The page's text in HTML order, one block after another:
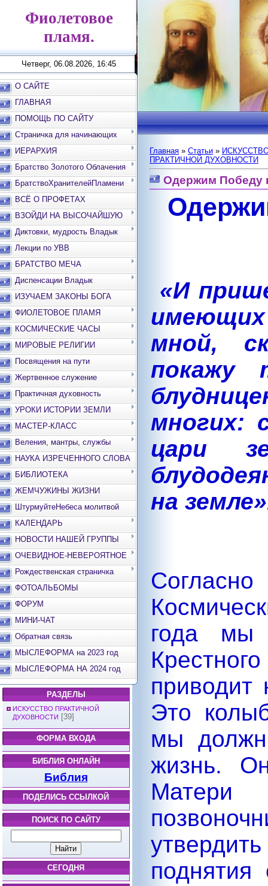
Фиолетовое
пламя.
Четверг, 06.08.2026, 16:45
О САЙТЕ
ГЛАВНАЯ
ПОМОЩЬ ПО САЙТУ
Страничка для начинающих
ИЕРАРХИЯ
Братство Золотого Облачения
БратствоХранителейПламени
ВСЁ О ПРОФЕТАХ
ВЗОЙДИ НА ВЫСОЧАЙШУЮ
ВЕРШИНУ
Диктовки, мудрость Владык
Лекции по УВВ
БРАТСТВО МЕЧА
Диспенсации Владык
ИЗУЧАЕМ ЗАКОНЫ БОГА
ФИОЛЕТОВОЕ ПЛАМЯ
КОСМИЧЕСКИЕ ЧАСЫ
МИРОВЫЕ РЕЛИГИИ
Посвящения на пути
Жертвенное служение
Практичная духовность
УРОКИ ИСТОРИИ ЗЕМЛИ
МАСТЕР-КЛАСС
Веления, мантры, службы
НАУКА ИЗРЕЧЕННОГО СЛОВА
БИБЛИОТЕКА
ЖЕМЧУЖИНЫ ЖИЗНИ
ШтурмуйтеНебеса молитвой
КАЛЕНДАРЬ
НОВОСТИ НАШЕЙ ГРУППЫ
ОЧЕВИДНОЕ-НЕВЕРОЯТНОЕ
Рождественская страничка
ФОТОАЛЬБОМЫ
ФОРУМ
МИНИ-ЧАТ
Обратная связь
МЫСЛЕФОРМА на 2023 год
МЫСЛЕФОРМА НА 2024 год
РАЗДЕЛЫ
ИСКУССТВО ПРАКТИЧНОЙ
ДУХОВНОСТИ [39]
ФОРМА ВХОДА
БИБЛИЯ ОНЛАЙН
Библия
ПОДЕЛИСЬ ССЫЛКОЙ
ПОИСК ПО САЙТУ
СЕГОДНЯ
Главная » Статьи »
ПРАКТИЧНОЙ ДУХОВНОСТИ
Одержим Победу
«И
мной,
покажу
многих:
цари
на
года мы
приводит
Это
мы
жизнь.
Матери
поднятия